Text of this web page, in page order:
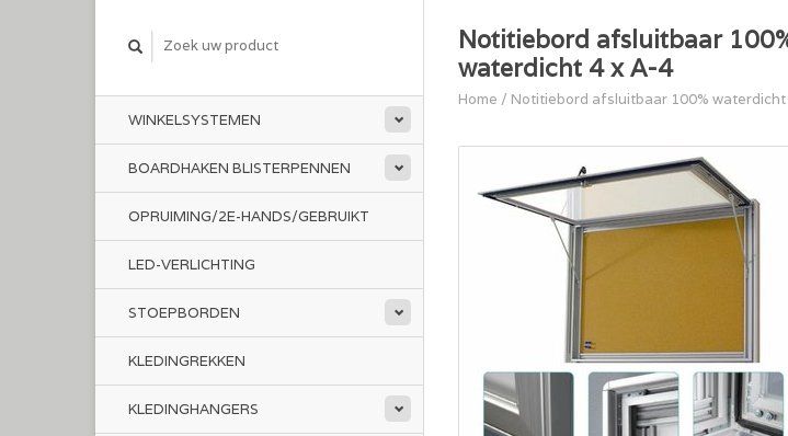
WINKELSYSTEMEN
BOARDHAKEN BLISTERPENNEN
OPRUIMING/2E-HANDS/GEBRUIKT
LED-VERLICHTING
STOEPBORDEN
KLEDINGREKKEN
KLEDINGHANGERS
Notitiebord afsluitbaar
waterdicht 4 x A-4
Home / Notitiebord afsluitbaar 100% waterdicht